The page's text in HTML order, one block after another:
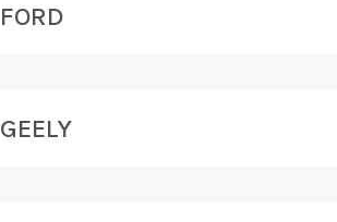
FORD
GEELY